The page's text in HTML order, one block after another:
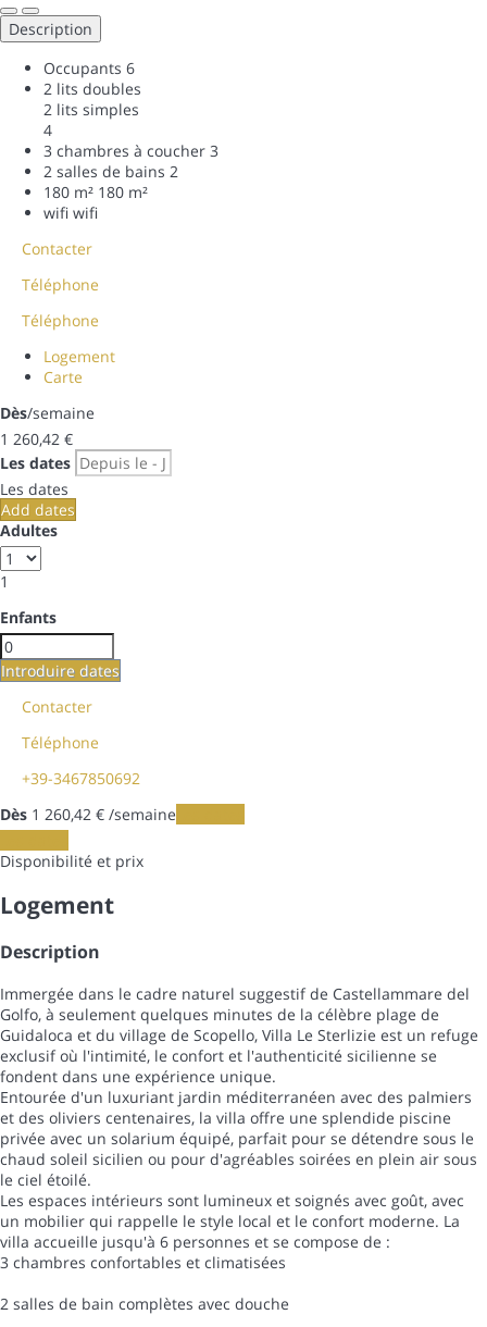
Description
Occupants 6
2 lits doubles
2 lits simples
4
3 chambres à coucher 3
2 salles de bains 2
180 m² 180 m²
wifi wifi
Contacter
Téléphone
Téléphone
Logement
Carte
Dès/semaine
1 260,42 €
Les dates
Les dates
Add dates
Adultes
1
Enfants
Introduire dates
Contacter
Téléphone
+39-3467850692
Dès 1 260,42 € /semaine
Disponibilité et prix
Logement
Description
Immergée dans le cadre naturel suggestif de Castellammare del
Golfo, à seulement quelques minutes de la célèbre plage de
Guidaloca et du village de Scopello, Villa Le Sterlizie est un refuge
exclusif où l'intimité, le confort et l'authenticité sicilienne se
fondent dans une expérience unique.
Entourée d'un luxuriant jardin méditerranéen avec des palmiers
et des oliviers centenaires, la villa offre une splendide piscine
privée avec un solarium équipé, parfait pour se détendre sous le
chaud soleil sicilien ou pour d'agréables soirées en plein air sous
le ciel étoilé.
Les espaces intérieurs sont lumineux et soignés avec goût, avec
un mobilier qui rappelle le style local et le confort moderne. La
villa accueille jusqu'à 6 personnes et se compose de :
3 chambres confortables et climatisées
2 salles de bain complètes avec douche